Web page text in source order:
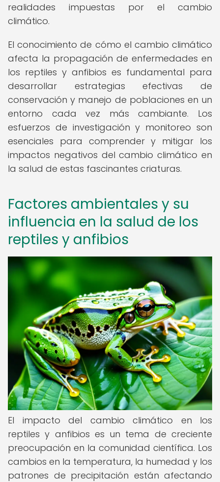
realidades impuestas por el cambio
climático.
El conocimiento de cómo el cambio climático
afecta la propagación de enfermedades en
los reptiles y anfibios es fundamental para
desarrollar estrategias efectivas de
conservación y manejo de poblaciones en un
entorno cada vez más cambiante. Los
esfuerzos de investigación y monitoreo son
esenciales para comprender y mitigar los
impactos negativos del cambio climático en
la salud de estas fascinantes criaturas.
Factores ambientales y su
influencia en la salud de los
reptiles y anfibios
El impacto del cambio climático en los
reptiles y anfibios es un tema de creciente
preocupación en la comunidad científica. Los
cambios en la temperatura, la humedad y los
patrones de precipitación están afectando